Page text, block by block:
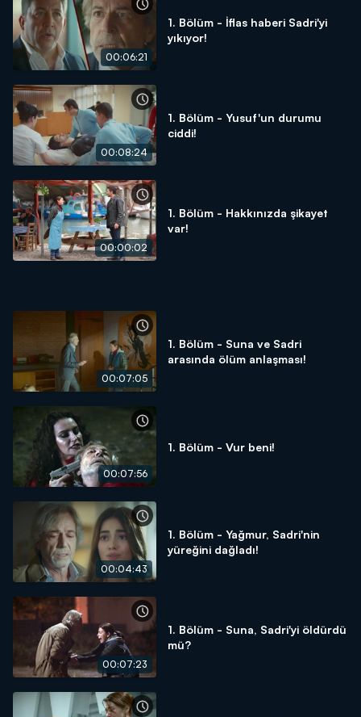
00:06:21
1. Bölüm - İflas haberi Sadri'yi
yıkıyor!
00:08:24
1. Bölüm - Yusuf'un durumu
ciddi!
00:00:02
1. Bölüm - Hakkınızda şikayet
var!
00:07:05
1. Bölüm - Suna ve Sadri
arasında ölüm anlaşması!
00:07:56
1. Bölüm - Vur beni!
00:04:43
1. Bölüm - Yağmur, Sadri'nin
yüreğini dağladı!
00:07:23
1. Bölüm - Suna, Sadri'yi öldürdü
mü?